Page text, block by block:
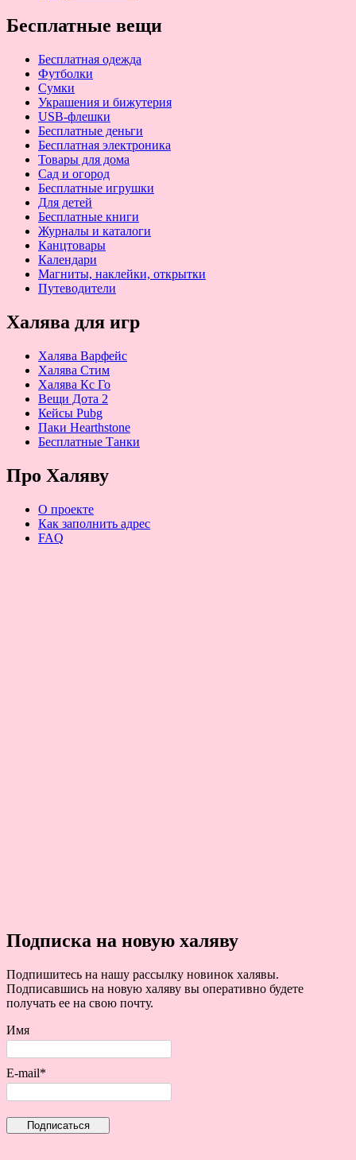
Бесплатные вещи
Бесплатная одежда
Футболки
Сумки
Украшения и бижутерия
USB-флешки
Бесплатные деньги
Бесплатная электроника
Товары для дома
Сад и огород
Бесплатные игрушки
Для детей
Бесплатные книги
Журналы и каталоги
Канцтовары
Календари
Магниты, наклейки, открытки
Путеводители
Халява для игр
Халява Варфейс
Халява Стим
Халява Кс Го
Вещи Дота 2
Кейсы Pubg
Паки Hearthstone
Бесплатные Танки
Про Халяву
О проекте
Как заполнить адрес
FAQ
Подписка на новую халяву
Подпишитесь на нашу рассылку новинок халявы.
Подписавшись на новую халяву вы оперативно будете
получать ее на свою почту.
Имя
E-mail*